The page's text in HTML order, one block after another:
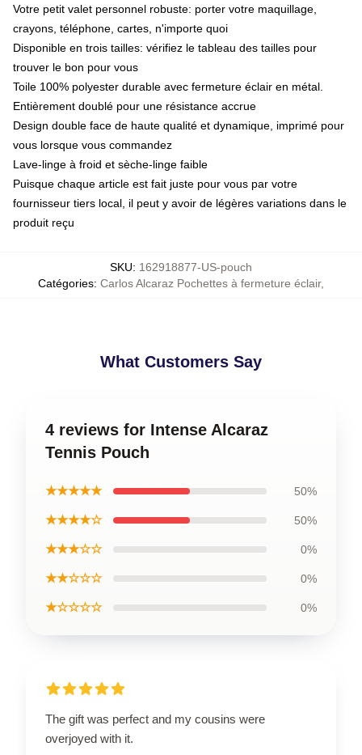
Votre petit valet personnel robuste: porter votre maquillage,
crayons, téléphone, cartes, n'importe quoi
Disponible en trois tailles: vérifiez le tableau des tailles pour
trouver le bon pour vous
Toile 100% polyester durable avec fermeture éclair en métal.
Entièrement doublé pour une résistance accrue
Design double face de haute qualité et dynamique, imprimé pour
vous lorsque vous commandez
Lave-linge à froid et sèche-linge faible
Puisque chaque article est fait juste pour vous par votre
fournisseur tiers local, il peut y avoir de légères variations dans le
produit reçu
SKU: 162918877-US-pouch
Catégories: Carlos Alcaraz Pochettes à fermeture éclair,
What Customers Say
4 reviews for Intense Alcaraz
Tennis Pouch
★★★★★ 50%
★★★★☆ 50%
★★★☆☆ 0%
★★☆☆☆ 0%
★☆☆☆☆ 0%
The gift was perfect and my cousins were
overjoyed with it.